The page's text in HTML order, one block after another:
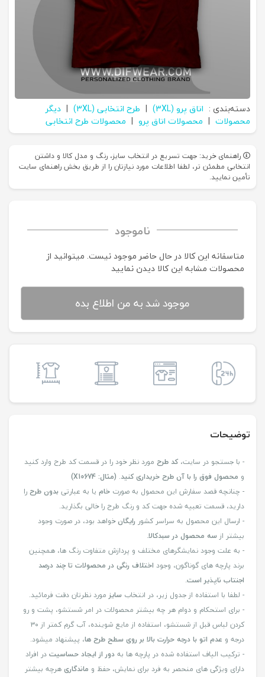
دسته‌بندی : اتاق پرو (3XL) | طرح انتخابی (3XL) | دیگر
محصولات | محصولات اتاق پرو | محصولات طرح انتخابی
راهنمای خرید: جهت تسریع در انتخاب سایز، رنگ و مدل کالا و داشتن
انتخابی مطمئن تر، لطفا اطلاعات مورد نیازتان را از طریق بخش راهنمای سایت
تأمین نمایید.
ناموجود
متاسفانه این کالا در حال حاضر موجود نیست. می‍توانید از
محصولات مشابه این کالا دیدن نمایید
موجود شد به من اطلاع بده
توضیحات
- با جستجو در سایت، کد طرح مورد نظر خود را در قسمت کد طرح وارد کنید
و محصول فوق را با آن طرح خریداری کنید. (مثال: X10674)
- چنانچه قصد سفارش این محصول به صورت خام یا به عبارتیبدون طرحرا
دارید، قسمت تعبیه شده جهت کد و رنگ طرح را خالی بگذارید.
- ارسال این محصول به سراسر کشور رایگانخواهد بود، در صورت وجود
بیشتر از سه محصول در سبدکالا.
- به علت وجود نمایشگرهای مختلف و پردازش متفاوت رنگ ها، همچنین
برند پارچه های گوناگون، وجود اختلاف رنگی در محصولات تا چند درصد
اجنتاب ناپذیر است.
- لطفا با استفاده از جدول زیر، در انتخاب سایز مورد نظرتان دقت فرمائید.
- برای استحکام و دوام هر چه بیشتر محصولات در امر شستشو، پشت و رو
کردن لباس قبل از شستشو، استفاده از مایع شوینده، آب گرم کمتر از ۳۰
درجه و عدم اتو با درجه حرارت بالا بر روی سطح طرح ها، پیشنهاد میشود.
- ترکیب الیاف استفاده شده در پارچه ها بهدور از ایجاد حساسیتدر افراد
دارای ویژگی های منحصر به فرد برای نمایش، حفظ و ماندگاریهرچه بیشتر